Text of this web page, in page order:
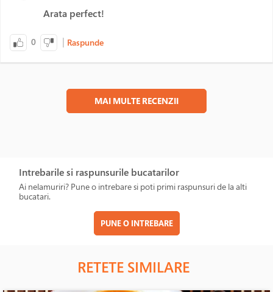
Arata perfect!
0 | Raspunde
MAI MULTE RECENZII
Intrebarile si raspunsurile bucatarilor
Ai nelamuriri? Pune o intrebare si poti primi raspunsuri de la alti
bucatari.
PUNE O INTREBARE
RETETE SIMILARE